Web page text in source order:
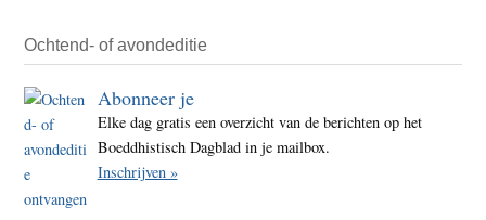
Ochtend- of avondeditie
Abonneer je
Elke dag gratis een overzicht van de berichten op het
Boeddhistisch Dagblad in je mailbox.
Inschrijven »